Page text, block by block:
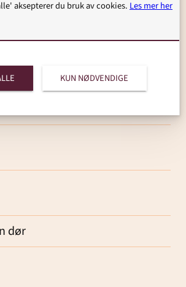
dør
aksepterer du bruk av cookies. Les mer her
KUN NØDVENDIGE